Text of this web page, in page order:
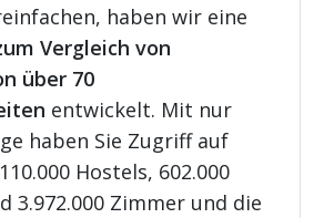
haben wir eine
Vergleich von
über 70
entwickelt. Mit nur
haben Sie Zugriff auf
Hostels, 602.000
3.972.000 Zimmer und die